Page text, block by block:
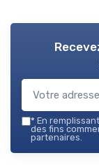
* En
des fins
partenaires.